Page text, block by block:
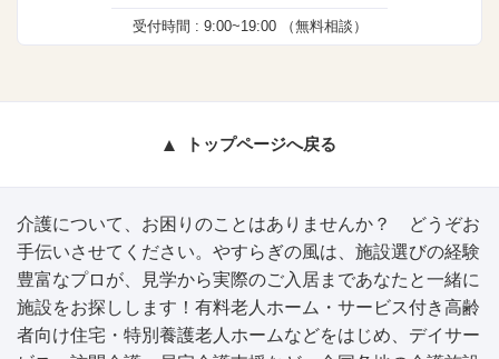
受付時間 : 9:00~19:00（無料相談）
トップページへ戻る
介護について、お困りのことはありませんか？ どうぞお
手伝いさせてください。やすらぎの風は、施設選びの経験
豊富なプロが、見学から実際のご入居まであなたと一緒に
施設をお探しします！有料老人ホーム・サービス付き高齢
者向け住宅・特別養護老人ホームなどをはじめ、デイサー